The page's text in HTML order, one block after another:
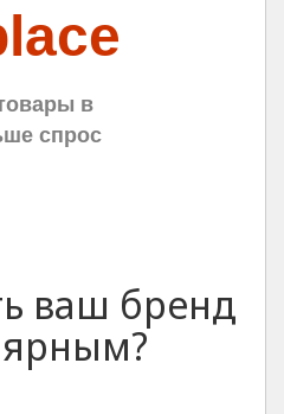
в
спрос
ваш бренд